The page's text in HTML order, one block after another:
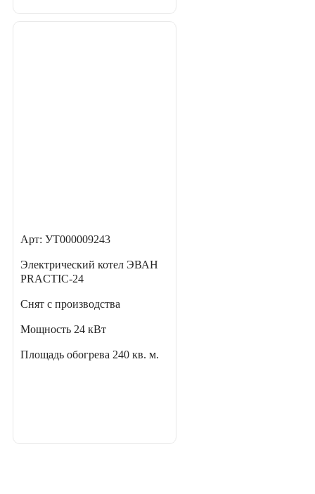
Арт: УТ000009243
Электрический котел ЭВАН
PRACTIC-24
Снят с производства
Мощность 24 кВт
Площадь обогрева 240 кв. м.